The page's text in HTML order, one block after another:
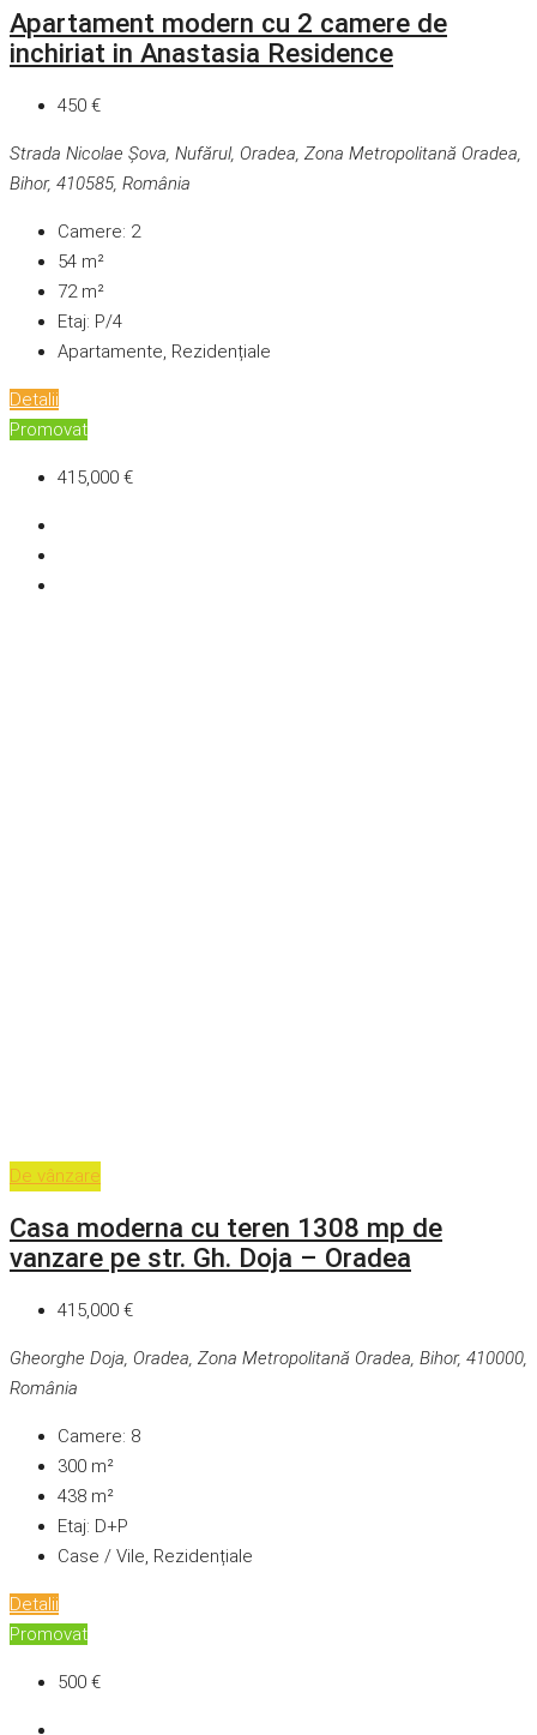
Apartament modern cu 2 camere de
inchiriat in Anastasia Residence
450 €
Strada Nicolae Șova, Nufărul, Oradea, Zona Metropolitană Oradea,
Bihor, 410585, România
Camere: 2
54 m²
72m²
Etaj: P/4
Apartamente, Rezidențiale
Detalii
Promovat
415,000 €
De vânzare
Casa moderna cu teren 1308 mp de
vanzare pe str. Gh. Doja – Oradea
415,000 €
Gheorghe Doja, Oradea, Zona Metropolitană Oradea, Bihor, 410000,
România
Camere: 8
300 m²
438 m²
Etaj: D+P
Case / Vile, Rezidențiale
Detalii
Promovat
500 €